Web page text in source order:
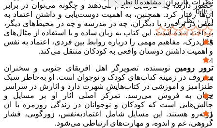
حضور دارند، چه کارهایی انجام می‌دهند و چگونه می‌توان در برابر
ان‌ها رفتار کرد. همچنین، به اهمیت دوست‌یابی و داشتن اعتماد به
نفس در برخورد با دیگران، چه در مدرسه و چه در محیط‌های دیگر،
پرداخته شده است. این کتاب به زبان ساده و با استفاده از مثال‌های
قابل‌درک، مفاهیم مهمی را درباره روابط بین فردی، اعتماد به نفس
و اهمیت داشتن دوستان واقعی به کودکان منتقل می‌کند.
ترور رومین نویسنده، تصویرگر اهل افریقای جنوبی و سخنران
معروف در زمینه کتاب‌های کودک و نوجوان است. او به‌خاطر سبک
طنزامیز و اموزشی در کتاب‌هایش شهرت دارد و اثارش در سراسر
جهان به فروش می‌رسد. تمرکز اصلی اثار او بر مسایل و
چالش‌هایی است که کودکان و نوجوانان در زندگی روزمره با ان
روبه‌رو هستند. این مسایل شامل اعتمادبه‌نفس، زورگویی، فشار
گروهی، غم و اندوه، و مهارت‌های ارتباطی می‌شود.
نظرات کاربران
مشاهده 0 نظر
5 /
0.0
( از
۰ نظر )
5
۰
4
۰
3
۰
2
۰
1
۰